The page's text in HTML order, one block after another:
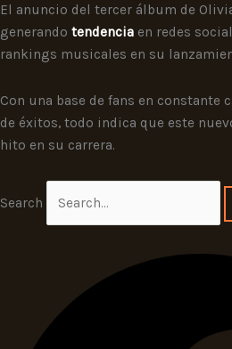
El anuncio del tercer álbum de
generando tendencia en redes
rankings musicales en su
Con una base de fans en
de éxitos, todo indica que este
hito en su carrera.
Search